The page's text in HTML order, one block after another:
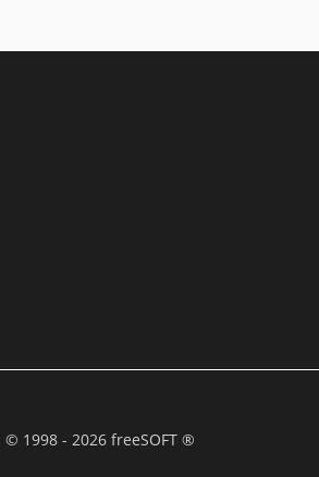
© 1998 - 2026 freeSOFT ®